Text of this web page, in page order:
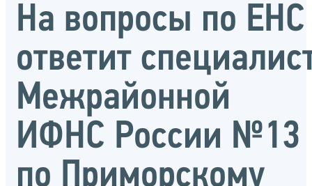
На вопросы по ЕНС
ответит
Межрайонной
ИФНС России №13
по Приморскому